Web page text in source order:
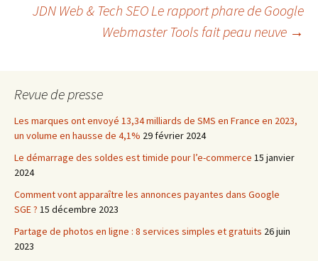
desJDN Web & Tech SEO Le rapport phare de Google
Webmaster Tools fait peau neuve →
Revue de presse
Les marques ont envoyé 13,34 milliards de SMS en France en 2023,
un volume en hausse de 4,1% 29 février 2024
Le démarrage des soldes est timide pour l’e-commerce 15 janvier
2024
Comment vont apparaître les annonces payantes dans Google
SGE ? 15 décembre 2023
Partage de photos en ligne : 8 services simples et gratuits 26 juin
2023